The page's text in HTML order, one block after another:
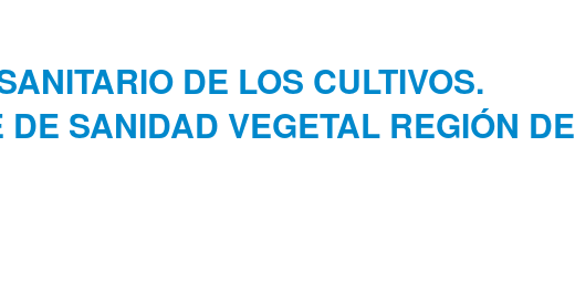
DE LOS CULTIVOS.
DE SANIDAD VEGETAL REGIÓN DE